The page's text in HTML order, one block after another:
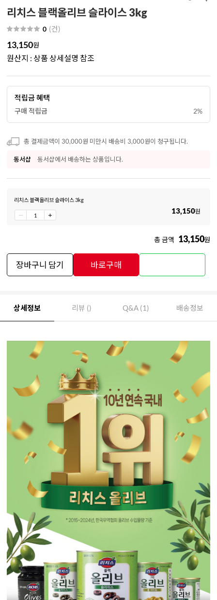
리치스 블랙올리브 슬라이스 3kg
0 (건)
13,150원
원산지 : 상품 상세설명 참조
적립금 혜택
구매 적립금 2%
총 결제금액이 30,000원 미만시 배송비 3,000원이 청구됩니다.
동서샵 동서샵에서 배송하는 상품입니다.
리치스 블랙올리브 슬라이스 3kg
13,150원
총 금액 13,150원
장바구니 담기 바로구매
상세정보 리뷰 () Q&A (1) 배송정보